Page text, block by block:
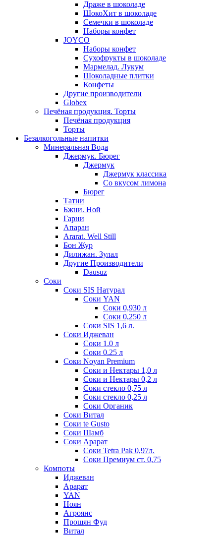
Драже в шоколаде
ШокоХит в шоколаде
Семечки в шоколаде
Наборы конфет
JOYCO
Наборы конфет
Сухофрукты в шоколаде
Мармелад. Лукум
Шоколадные плитки
Конфеты
Другие производители
Globex
Печёная продукция. Торты
Печёная продукция
Торты
Безалкогольные напитки
Минеральная Вода
Джермук. Бюрег
Джермук
Джермук классика
Со вкусом лимона
Бюрег
Татни
Бжни. Ной
Гарни
Апаран
Ararat. Well Still
Бон Жур
Дилижан. Зулал
Другие Производители
Dausuz
Соки
Соки SIS Натурал
Соки YAN
Соки 0,930 л
Соки 0,250 л
Соки SIS 1,6 л.
Соки Иджеван
Соки 1.0 л
Соки 0.25 л
Соки Noyan Premium
Соки и Нектары 1,0 л
Соки и Нектары 0,2 л
Соки стекло 0,75 л
Соки стекло 0,25 л
Соки Органик
Соки Витал
Соки te Gusto
Соки Шамб
Соки Арарат
Соки Tetra Pak 0,97л.
Соки Премиум ст. 0,75
Компоты
Иджеван
Арарат
YAN
Ноян
Агроянс
Прошян Фуд
Витал